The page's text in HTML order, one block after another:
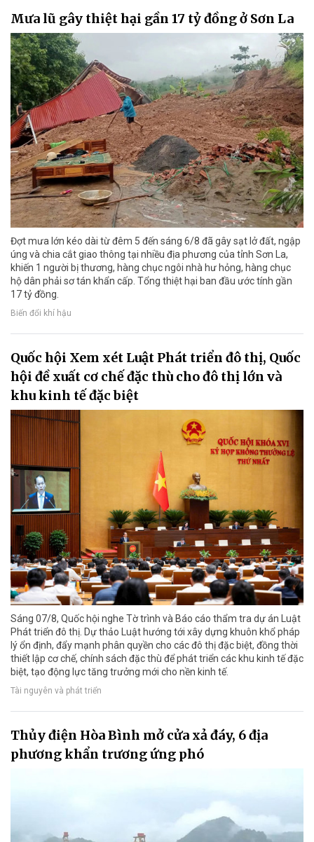
Mưa lũ gây thiệt hại gần 17 tỷ đồng ở Sơn La
Đợt mưa lớn kéo dài từ đêm 5 đến sáng 6/8 đã gây sạt lở đất, ngập
úng và chia cắt giao thông tại nhiều địa phương của tỉnh Sơn La,
khiến 1 người bị thương, hàng chục ngôi nhà hư hỏng, hàng chục
hộ dân phải sơ tán khẩn cấp. Tổng thiệt hại ban đầu ước tính gần
17 tỷ đồng.
Biến đổi khí hậu
Quốc hội Xem xét Luật Phát triển đô thị, Quốc
hội đề xuất cơ chế đặc thù cho đô thị lớn và
khu kinh tế đặc biệt
Sáng 07/8, Quốc hội nghe Tờ trình và Báo cáo thẩm tra dự án Luật
Phát triển đô thị. Dự thảo Luật hướng tới xây dựng khuôn khổ pháp
lý ổn định, đẩy mạnh phân quyền cho các đô thị đặc biệt, đồng thời
thiết lập cơ chế, chính sách đặc thù để phát triển các khu kinh tế đặc
biệt, tạo động lực tăng trưởng mới cho nền kinh tế.
Tài nguyên và phát triển
Thủy điện Hòa Bình mở cửa xả đáy, 6 địa
phương khẩn trương ứng phó